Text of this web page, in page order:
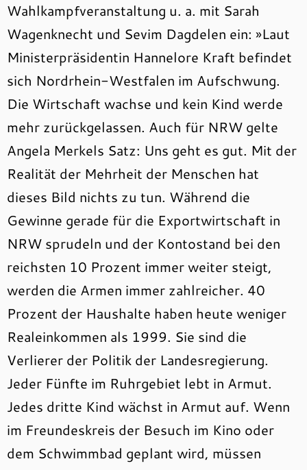
Wahlkampfveranstaltung u. a. mit Sarah
Wagenknecht und Sevim Dagdelen ein: »Laut
Ministerpräsidentin Hannelore Kraft befindet
sich Nordrhein-Westfalen im Aufschwung.
Die Wirtschaft wachse und kein Kind werde
mehr zurückgelassen. Auch für NRW gelte
Angela Merkels Satz: Uns geht es gut. Mit der
Realität der Mehrheit der Menschen hat
dieses Bild nichts zu tun. Während die
Gewinne gerade für die Exportwirtschaft in
NRW sprudeln und der Kontostand bei den
reichsten 10 Prozent immer weiter steigt,
werden die Armen immer zahlreicher. 40
Prozent der Haushalte haben heute weniger
Realeinkommen als 1999. Sie sind die
Verlierer der Politik der Landesregierung.
Jeder Fünfte im Ruhrgebiet lebt in Armut.
Jedes dritte Kind wächst in Armut auf. Wenn
im Freundeskreis der Besuch im Kino oder
dem Schwimmbad geplant wird, müssen